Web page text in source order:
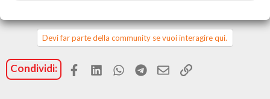
z
n
i
:
Devi far parte della community se vuoi interagire qui.
Condividi: Facebook
LinkedInWhatsApp
Telegram
EmailLink